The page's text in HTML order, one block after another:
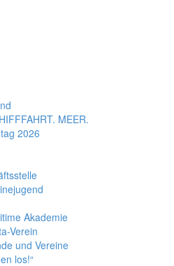
MEER.
2026
Akademie
Verein
und Vereine
los!“